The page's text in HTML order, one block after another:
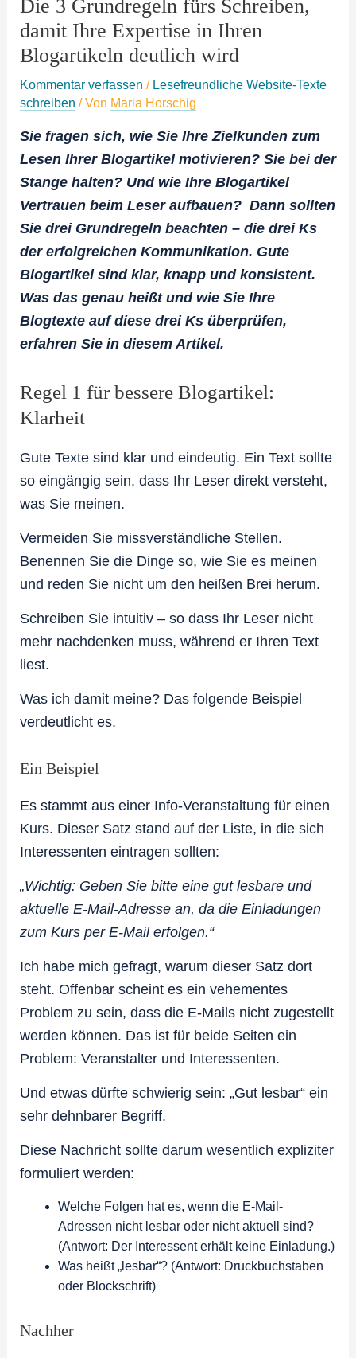
Die 3 Grundregeln fürs Schreiben,
damit Ihre Expertise in Ihren
Blogartikeln deutlich wird
Kommentar verfassen / Lesefreundliche Website-Texte
schreiben / Von Maria Horschig
Sie fragen sich, wie Sie Ihre Zielkunden zum
Lesen Ihrer Blogartikel motivieren? Sie bei der
Stange halten? Und wie Ihre Blogartikel
Vertrauen beim Leser aufbauen? Dann sollten
Sie drei Grundregeln beachten – die drei Ks
der erfolgreichen Kommunikation. Gute
Blogartikel sind klar, knapp und konsistent.
Was das genau heißt und wie Sie Ihre
Blogtexte auf diese drei Ks überprüfen,
erfahren Sie in diesem Artikel.
Regel 1 für bessere Blogartikel:
Klarheit
Gute Texte sind klar und eindeutig. Ein Text sollte
so eingängig sein, dass Ihr Leser direkt versteht,
was Sie meinen.
Vermeiden Sie missverständliche Stellen.
Benennen Sie die Dinge so, wie Sie es meinen
und reden Sie nicht um den heißen Brei herum.
Schreiben Sie intuitiv – so dass Ihr Leser nicht
mehr nachdenken muss, während er Ihren Text
liest.
Was ich damit meine? Das folgende Beispiel
verdeutlicht es.
Ein Beispiel
Es stammt aus einer Info-Veranstaltung für einen
Kurs. Dieser Satz stand auf der Liste, in die sich
Interessenten eintragen sollten:
„Wichtig: Geben Sie bitte eine gut lesbare und
aktuelle E-Mail-Adresse an, da die Einladungen
zum Kurs per E-Mail erfolgen.“
Ich habe mich gefragt, warum dieser Satz dort
steht. Offenbar scheint es ein vehementes
Problem zu sein, dass die E-Mails nicht zugestellt
werden können. Das ist für beide Seiten ein
Problem: Veranstalter und Interessenten.
Und etwas dürfte schwierig sein: „Gut lesbar“ ein
sehr dehnbarer Begriff.
Diese Nachricht sollte darum wesentlich expliziter
formuliert werden:
Welche Folgen hat es, wenn die E-Mail-
Adressen nicht lesbar oder nicht aktuell sind?
(Antwort: Der Interessent erhält keine Einladung.)
Was heißt „lesbar“? (Antwort: Druckbuchstaben
oder Blockschrift)
Nachher